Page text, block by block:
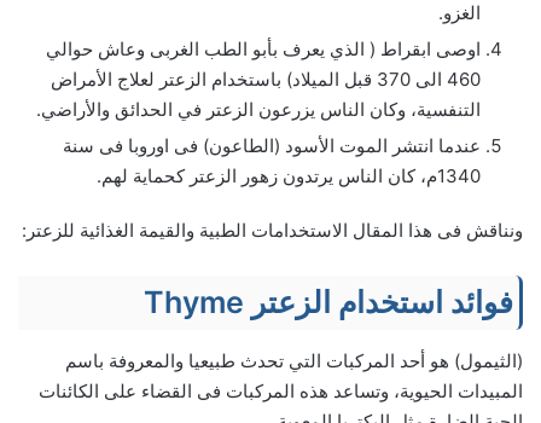
الغزو.
اوصى ابقراط ( الذي يعرف بأبو الطب الغربى وعاش حوالي
460 الى 370 قبل الميلاد) باستخدام الزعتر لعلاج الأمراض
التنفسية، وكان الناس يزرعون الزعتر في الحدائق والأراضي.
عندما انتشر الموت الأسود (الطاعون) فى اوروبا فى سنة
1340م، كان الناس يرتدون زهور الزعتر كحماية لهم.
ونناقش فى هذا المقال الاستخدامات الطبية والقيمة الغذائية للزعتر:
فوائد استخدام الزعتر Thyme
(الثيمول) هو أحد المركبات التي تحدث طبيعيا والمعروفة باسم
المبيدات الحيوية، وتساعد هذه المركبات فى القضاء على الكائنات